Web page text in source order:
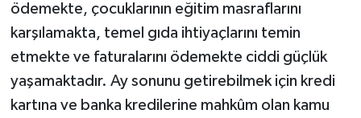
ödemekte, çocuklarının eğitim masraflarını
karşılamakta, temel gıda ihtiyaçlarını temin
etmekte ve faturalarını ödemekte ciddi güçlük
yaşamaktadır. Ay sonunu getirebilmek için kredi
kartına ve banka kredilerine mahkûm olan kamu